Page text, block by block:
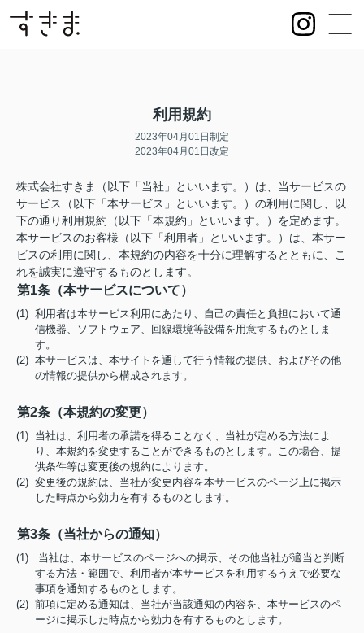
利用規約
2023年04月01日制定
2023年04月01日改定
株式会社すきま（以下「当社」といいます。）は、当サービスの
サービス（以下「本サービス」といいます。）の利用に関し、以
下の通り利用規約（以下「本規約」といいます。）を定めます。
本サービスのお客様（以下「利用者」といいます。）は、本サー
ビスの利用に関し、本規約の内容を十分に理解するとともに、こ
れを誠実に遵守するものとします。
第1条（本サービスについて）
(1) 利用者は本サービス利用にあたり、自己の責任と負担において通
信機器、ソフトウェア、回線環境等設備を用意するものとしま
す。
(2) 本サービスは、本サイトを通して行う情報の提供、およびその他
の情報の提供から構成されます。
第2条（本規約の変更）
(1) 当社は、利用者の承諾を得ることなく、当社が定める方法によ
り、本規約を変更することができるものとします。この場合、提
供条件等は変更後の規約によります。
(2) 変更後の規約は、当社が変更内容を本サービスのページ上に掲示
した時点から効力を有するものとします。
第3条（当社からの通知）
(1) 当社は、本サービスのページへの掲示、その他当社が適当と判断
する方法・範囲で、利用者が本サービスを利用するうえで必要な
事項を通知するものとします。
(2) 前項に定める通知は、当社が当該通知の内容を、本サービスのペ
ージに掲示した時点から効力を有するものとします。